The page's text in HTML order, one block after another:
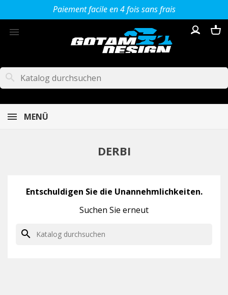
Paiement facile en 4 fois sans frais

search
MENÜ
DERBI
Entschuldigen Sie die Unannehmlichkeiten.
Suchen Sie erneut
search